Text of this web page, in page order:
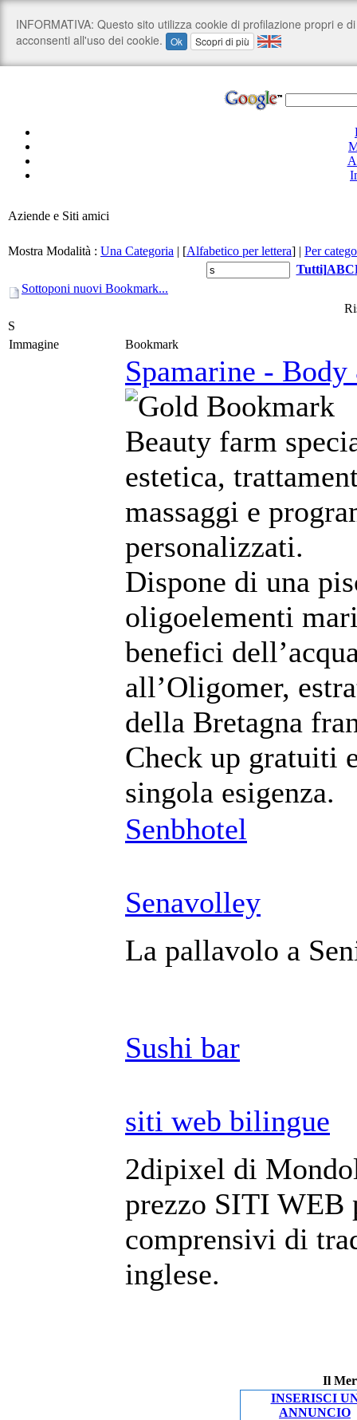
Aziende e Siti amici
Mostra Modalità : Una Categoria | [Alfabetico per lettera] | Per
Tutti]ABC
Sottoponi nuovi Bookmark...
S
Immagine
Bookmark
Spamarine -
Beauty farm
estetica,
massaggi e
personalizzati.
Dispone di una
oligoelementi
benefici
all’Oligomer,
della Bretagna
Check up gratuiti
singola esigenza.
Senbhotel
Senavolley
La pallavolo a
Sushi bar
siti web bilingue
2dipixel di
prezzo SITI WEB
comprensivi di
inglese.
Il
INSERISCI
ANNUNCIO